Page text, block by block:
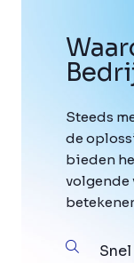
Steeds
de
bieden
volgende